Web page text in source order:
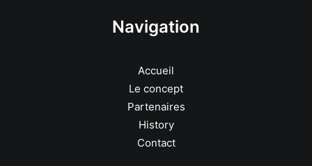
Navigation
Accueil
Le concept
Partenaires
History
Contact